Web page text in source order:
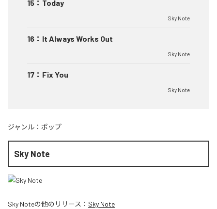
15 ： Today
Sky Note
16 ： It Always Works Out
Sky Note
17 ： Fix You
Sky Note
ジャンル： ポップ
Sky Note
Sky Noteの他のリリース： Sky Note